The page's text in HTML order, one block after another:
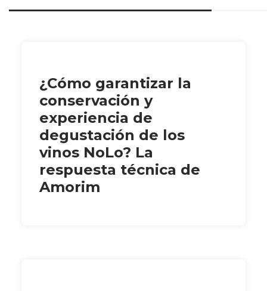
¿Cómo garantizar la
conservación y
experiencia de
degustación de los
vinos NoLo? La
respuesta técnica de
Amorim